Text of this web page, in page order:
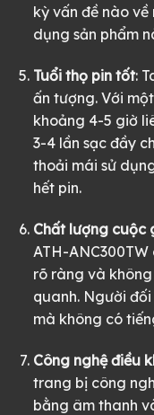
kỳ vấn đề nào
dụng sản phẩm
Tuổi thọ pin tốt:
ấn tượng. Với
khoảng 4-5 giờ
3-4 lần sạc đầy
thoải mái sử
hết pin.
Chất lượng cuộc
ATH-
rõ ràng và
quanh. Người
mà không có
Công nghệ điều
trang bị công
bằng âm thanh